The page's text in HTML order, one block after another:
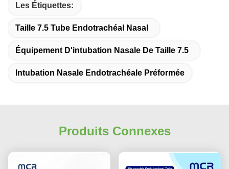
Les Étiquettes:
Taille 7.5 Tube Endotrachéal Nasal
Équipement D'intubation Nasale De Taille 7.5
Intubation Nasale Endotrachéale Préformée
Produits Connexes